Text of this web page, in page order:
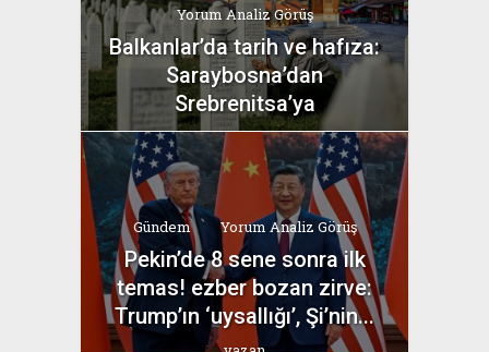
Yorum Analiz Görüş
Balkanlar’da tarih ve hafıza:
Saraybosna’dan
Srebrenitsa’ya
yazan
Bahri Ak
Gündem Yorum Analiz Görüş
Pekin’de 8 sene sonra ilk
temas! ezber bozan zirve:
Trump’ın ‘uysallığı’, Şi’nin...